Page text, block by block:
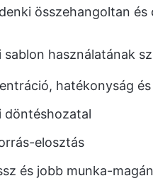
összehangoltan
használatának
hatékonyság
döntéshozatal
elosztás
és jobb munka-